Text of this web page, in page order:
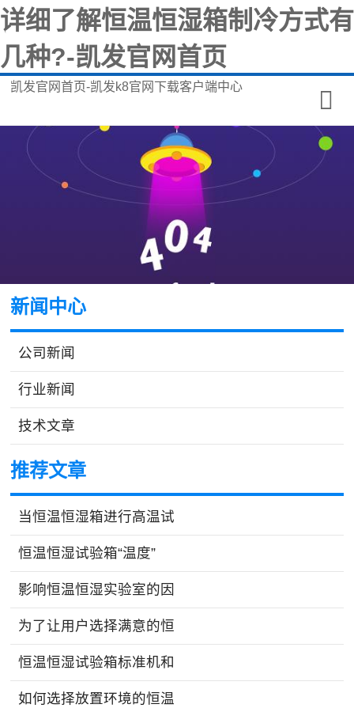
详细了解恒温恒湿箱制冷方式有
几种?-凯发官网首页
凯发官网首页-凯发k8官网下载客户端中心
新闻中心
公司新闻
行业新闻
技术文章
推荐文章
当恒温恒湿箱进行高温试
恒温恒湿试验箱“温度”
影响恒温恒湿实验室的因
为了让用户选择满意的恒
恒温恒湿试验箱标准机和
如何选择放置环境的恒温